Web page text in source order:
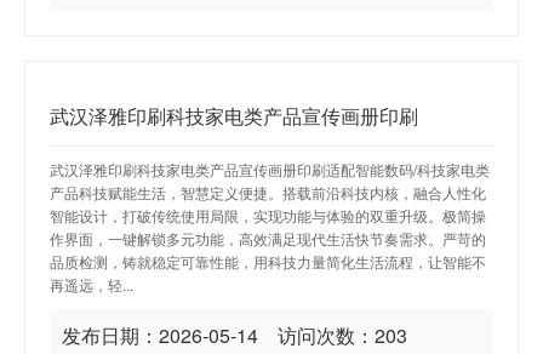
武汉泽雅印刷科技家电类产品宣传画册印刷
武汉泽雅印刷科技家电类产品宣传画册印刷适配智能数码/科技家电类
产品科技赋能生活，智慧定义便捷。搭载前沿科技内核，融合人性化
智能设计，打破传统使用局限，实现功能与体验的双重升级。极简操
作界面，一键解锁多元功能，高效满足现代生活快节奏需求。严苛的
品质检测，铸就稳定可靠性能，用科技力量简化生活流程，让智能不
再遥远，轻...
发布日期：2026-05-14 访问次数：203